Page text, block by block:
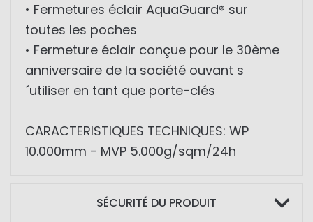
• Fermetures éclair AquaGuard® sur
toutes les poches
• Fermeture éclair conçue pour le 30ème
anniversaire de la société ouvant s
´utiliser en tant que porte-clés
CARACTERISTIQUES TECHNIQUES: WP
10.000mm - MVP 5.000g/sqm/24h
SÉCURITÉ DU PRODUIT